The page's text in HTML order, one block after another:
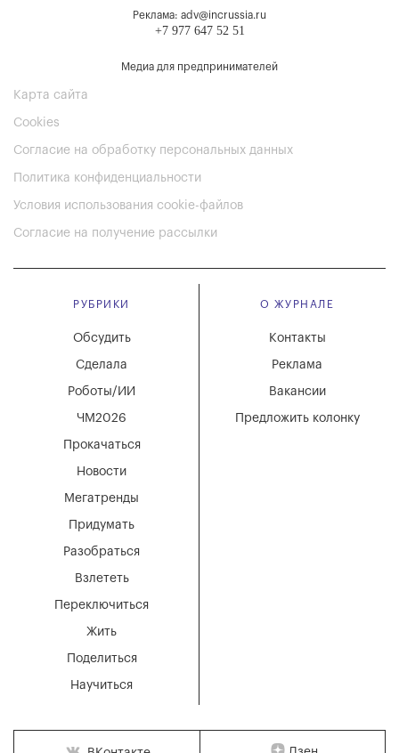
Реклама: adv@incrussia.ru
+7 977 647 52 51
Медиа для предпринимателей
Карта сайта
Cookies
Согласие на обработку персональных данных
Политика конфиденциальности
Условия использования cookie-файлов
Согласие на получение рассылки
РУБРИКИ
Мегатренды
Придумать
Разобраться
Взлететь
Новости
Переключиться
Жить
Поделиться
Научиться
Обсудить
Сделала
Роботы/ИИ
ЧМ2026
Прокачаться
О ЖУРНАЛЕ
Вакансии
Реклама
Контакты
Предложить колонку